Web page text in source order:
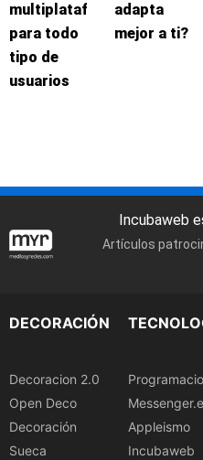
multiplataforma
para todo
tipo de
usuarios
adapta
mejor a ti?
Incubaweb
Artículos
DECORACIÓN
Decoracion 2.0
Open Deco
Decoración
Sueca
Appleismo
Incubaweb